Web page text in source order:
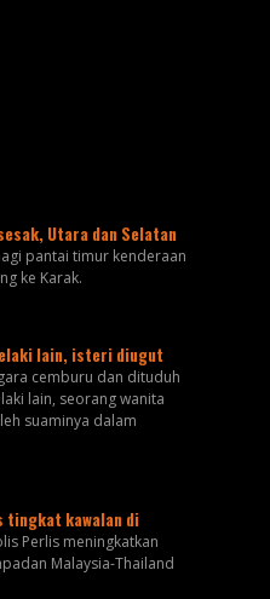
Utara dan Selatan
pantai timur kenderaan
ke Karak.
lain, isteri diugut
gara cemburu dan dituduh
lain, seorang wanita
suaminya dalam
tingkat kawalan di
Perlis meningkatkan
Malaysia-Thailand